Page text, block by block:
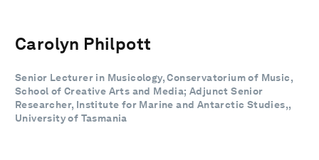
Carolyn Philpott
Senior Lecturer in Musicology, Conservatorium of Music,
School of Creative Arts and Media; Adjunct Senior
Researcher, Institute for Marine and Antarctic Studies,,
University of Tasmania